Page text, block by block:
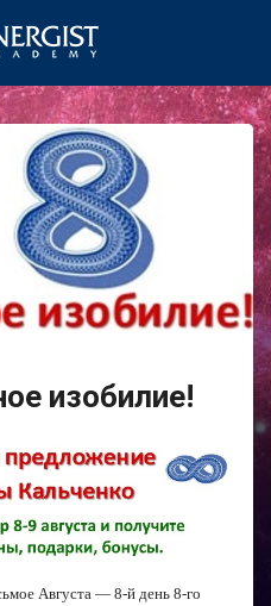
изобилие!
Августа — 8-й день 8-го